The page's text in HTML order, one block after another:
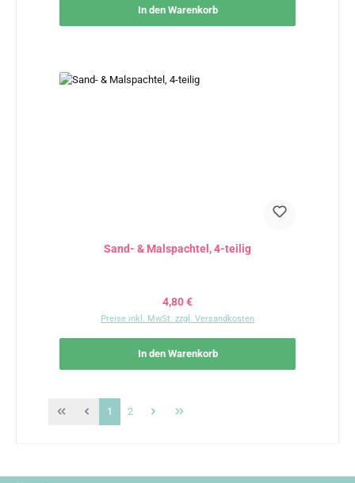
In den Warenkorb
Sand- & Malspachtel, 4-teilig
Regulärer Preis:
4,80 €
Preise inkl. MwSt. zzgl. Versandkosten
In den Warenkorb
Seite
1 Seite
2